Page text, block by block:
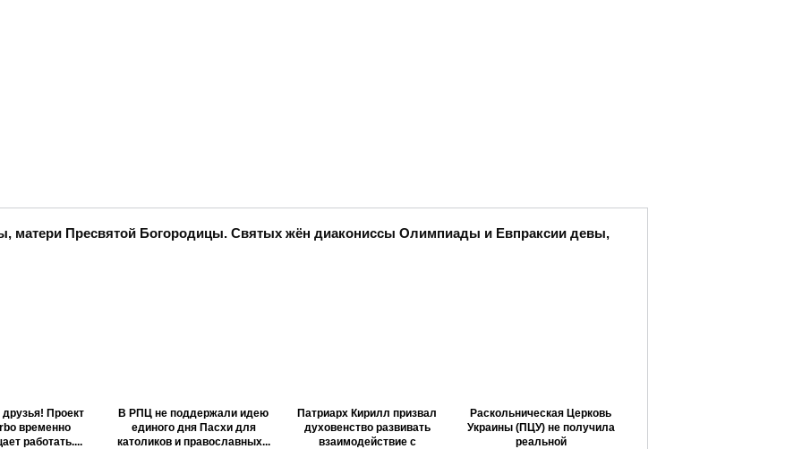
матери Пресвятой Богородицы. Святых жён диакониссы Олимпиады и Евпраксии девы,
друзья! Проект
временно
работать....
В РПЦ не поддержали идею
единого дня Пасхи для
католиков и православных...
Патриарх Кирилл призвал
духовенство развивать
взаимодействие с
Раскольническая Церковь
Украины (ПЦУ) не получила
реальной